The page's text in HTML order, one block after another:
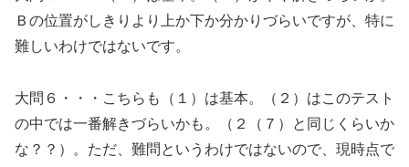
Ｂの位置がしきりより上か下か分かりづらいですが、特に
難しいわけではないです。
大問６・・・こちらも（１）は基本。（２）はこのテスト
の中では一番解きづらいかも。（２（７）と同じくらいか
な？？）。ただ、難問というわけではないので、現時点で